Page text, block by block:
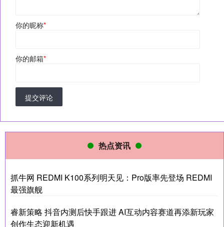
你的昵称*
你的邮箱*
提交评论
热点资讯
抓牛网 REDMI K100系列明天见：Pro版率先登场 REDMI
最强旗舰
睿新策略 抖音内测后快手跟进 AI互动内容赛道再添新玩家
创作生态迎新机遇